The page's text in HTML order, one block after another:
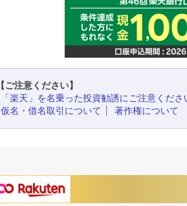
【ご注意ください】
「楽天」を名乗った投資勧誘にご注意くださ
仮名・借名取引について
著作権について